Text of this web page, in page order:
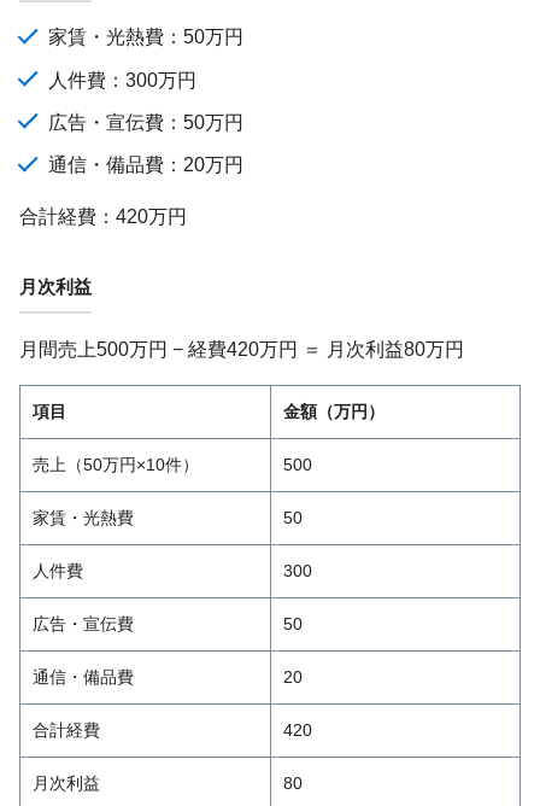
家賃・光熱費：50万円
人件費：300万円
広告・宣伝費：50万円
通信・備品費：20万円
合計経費：420万円
月次利益
月間売上500万円 − 経費420万円 ＝ 月次利益80万円
項目 金額（万円）
売上（50万円×10件） 500
家賃・光熱費 50
人件費 300
広告・宣伝費 50
通信・備品費 20
合計経費 420
月次利益 80